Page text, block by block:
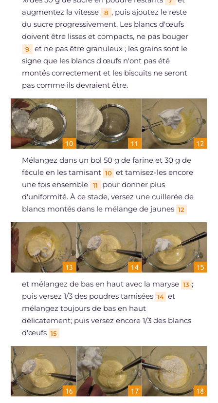
augmentez la vitesse
8 , puis ajoutez le reste
du sucre progressivement. Les blancs d'œufs
doivent être lisses et compacts, ne pas bouger
9
et ne pas être granuleux ; les grains sont le
signe que les blancs d'œufs n'ont pas été
montés correctement et les biscuits ne seront
pas comme ils devraient être.
Mélangez dans un bol 50 g de farine et 30 g de
fécule en les tamisant 10 et tamisez-les encore
une fois ensemble
11
pour donner plus
d'uniformité. À ce stade, versez une cuillerée de
blancs montés dans le mélange de jaunes 12
et mélangez de bas en haut avec la maryse 13 ;
puis versez 1/3 des poudres tamisées 14 et
mélangez toujours de bas en haut
délicatement; puis versez encore 1/3 des blancs
d'œufs 15